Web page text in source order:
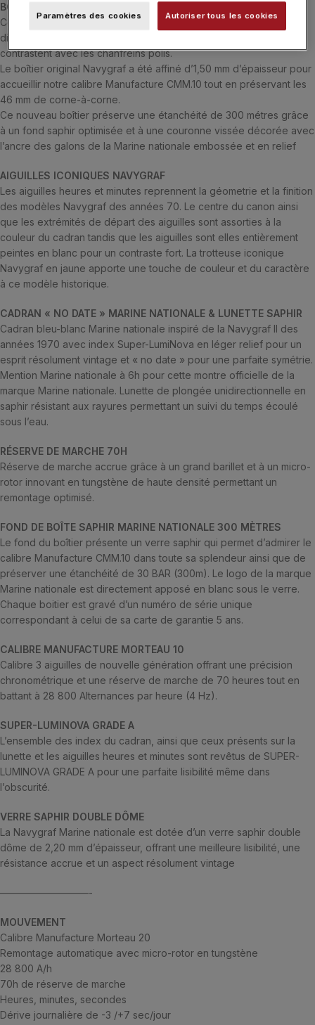
BOÎTIER ENTIÈREMENT REDESSINÉ
Ce nouveau boîtier de 39 mm en acier inoxydable 316L se
distingue par ses belles proportions et ses finitions brossées qui
contrastent avec les chanfreins polis.
Le boîtier original Navygraf a été affiné d’1,50 mm d’épaisseur pour
accueillir notre calibre Manufacture CMM.10 tout en préservant les
46 mm de corne-à-corne.
Ce nouveau boîtier préserve une étanchéité de 300 métres grâce
à un fond saphir optimisée et à une couronne vissée décorée avec
l’ancre des galons de la Marine nationale embossée et en relief
AIGUILLES ICONIQUES NAVYGRAF
Les aiguilles heures et minutes reprennent la géometrie et la finition
des modèles Navygraf des années 70. Le centre du canon ainsi
que les extrémités de départ des aiguilles sont assorties à la
couleur du cadran tandis que les aiguilles sont elles entièrement
peintes en blanc pour un contraste fort. La trotteuse iconique
Navygraf en jaune apporte une touche de couleur et du caractère
à ce modèle historique.
CADRAN « NO DATE » MARINE NATIONALE & LUNETTE SAPHIR
Cadran bleu-blanc Marine nationale inspiré de la Navygraf II des
années 1970 avec index Super-LumiNova en léger relief pour un
esprit résolument vintage et « no date » pour une parfaite symétrie.
Mention Marine nationale à 6h pour cette montre officielle de la
marque Marine nationale. Lunette de plongée unidirectionnelle en
saphir résistant aux rayures permettant un suivi du temps écoulé
sous l’eau.
RÉSERVE DE MARCHE 70H
Réserve de marche accrue grâce à un grand barillet et à un micro-
rotor innovant en tungstène de haute densité permettant un
remontage optimisé.
FOND DE BOÎTE SAPHIR MARINE NATIONALE 300 MÈTRES
Le fond du boîtier présente un verre saphir qui permet d’admirer le
calibre Manufacture CMM.10 dans toute sa splendeur ainsi que de
préserver une étanchéité de 30 BAR (300m). Le logo de la marque
Marine nationale est directement apposé en blanc sous le verre.
Chaque boitier est gravé d’un numéro de série unique
correspondant à celui de sa carte de garantie 5 ans.
CALIBRE MANUFACTURE MORTEAU 10
Calibre 3 aiguilles de nouvelle génération offrant une précision
chronométrique et une réserve de marche de 70 heures tout en
battant à 28 800 Alternances par heure (4 Hz).
SUPER-LUMINOVA GRADE A
L’ensemble des index du cadran, ainsi que ceux présents sur la
lunette et les aiguilles heures et minutes sont revêtus de SUPER-
LUMINOVA GRADE A pour une parfaite lisibilité même dans
l’obscurité.
VERRE SAPHIR DOUBLE DÔME
La Navygraf Marine nationale est dotée d’un verre saphir double
dôme de 2,20 mm d’épaisseur, offrant une meilleure lisibilité, une
résistance accrue et un aspect résolument vintage
—————————-
MOUVEMENT
Calibre Manufacture Morteau 20
Remontage automatique avec micro-rotor en tungstène
28 800 A/h
70h de réserve de marche
Heures, minutes, secondes
Dérive journalière de -3 /+7 sec/jour
Paramètres des cookies Autoriser tous les cookies